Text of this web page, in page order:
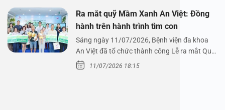
Ra mắt quỹ Mầm Xanh An Việt: Đồng
hành trên hành trình tìm con
Sáng ngày 11/07/2026, Bệnh viện đa khoa
An Việt đã tổ chức thành công Lễ ra mắt Quỹ
Mầm Xanh…
11/07/2026 18:15